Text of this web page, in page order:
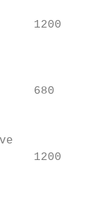
1200
680
rive
1200